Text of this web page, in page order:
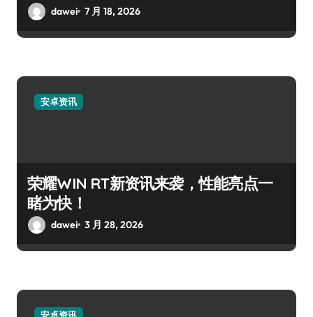
dawei 7 月 18, 2026
安卓资讯
荣耀WIN RT新资讯来袭，性能亮点一
睹为快！
dawei 3 月 28, 2026